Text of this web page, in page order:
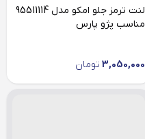
لنت ترمز جلو امکو مدل 95511114
مناسب پژو پارس
3,050,000 تومان